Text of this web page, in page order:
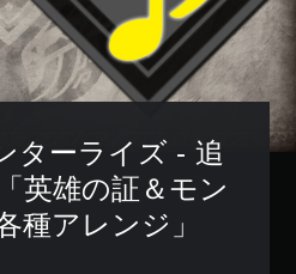
ターライズ - 追
英雄の証＆モン
種アレンジ」